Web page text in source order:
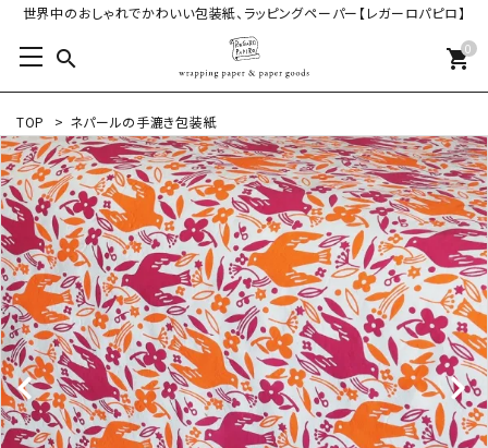
世界中のおしゃれでかわいい包装紙、ラッピングペーパー【レガーロパピロ】
search 0
shopping_cart
TOP > ネパールの手漉き包装紙